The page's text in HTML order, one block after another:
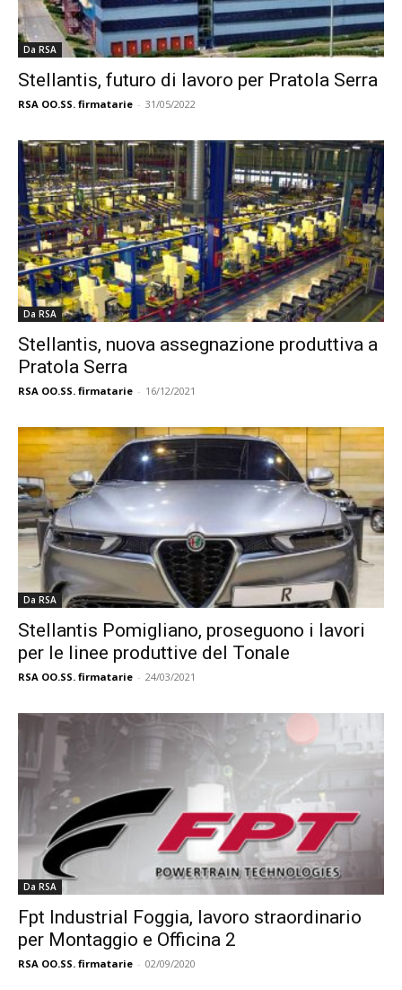
Da RSA
Stellantis, futuro di lavoro per Pratola Serra
RSA OO.SS. firmatarie - 31/05/2022
Da RSA
Stellantis, nuova assegnazione produttiva a
Pratola Serra
RSA OO.SS. firmatarie - 16/12/2021
Da RSA
Stellantis Pomigliano, proseguono i lavori
per le linee produttive del Tonale
RSA OO.SS. firmatarie - 24/03/2021
Da RSA
Fpt Industrial Foggia, lavoro straordinario
per Montaggio e Officina 2
RSA OO.SS. firmatarie - 02/09/2020